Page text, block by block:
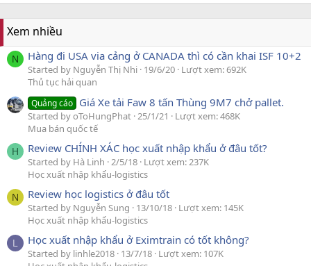
Xem nhiều
N Hàng đi USA via cảng ở CANADA thì có cần khai ISF 10+2
Started by Nguyễn Thị Nhi 19/6/20 Lượt xem: 692K
Thủ tục hải quan
Quảng cáo Giá Xe tải Faw 8 tấn Thùng 9M7 chở pallet.
Started by oToHungPhat 25/1/21
Lượt xem: 468K
Mua bán quốc tế
H Review CHÍNH XÁC học xuất nhập khẩu ở đâu tốt?
Started by Hà Linh 2/5/18 Lượt xem: 237K
Học xuất nhập khẩu-logistics
N Review học logistics ở đâu tốt
Started by Nguyễn Sung 13/10/18 Lượt xem: 145K
Học xuất nhập khẩu-logistics
L Học xuất nhập khẩu ở Eximtrain có tốt không?
Started by linhle2018 13/7/18 Lượt xem: 107K